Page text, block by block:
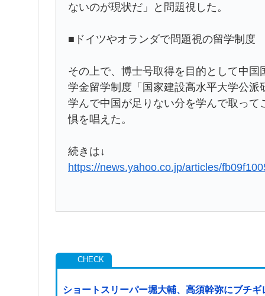
ないのが現状だ」と問題視した。
■ドイツやオランダで問題視の留学制度
その上で、博士号取得を目的として中
学金留学制度「国家建設高水平大学公
学んで中国が足りない分を学んで取っ
惧を唱えた。
続きは↓
https://news.yahoo.co.jp/articles/
ショートスリーパー堀大輔、高須幹弥にブチギ